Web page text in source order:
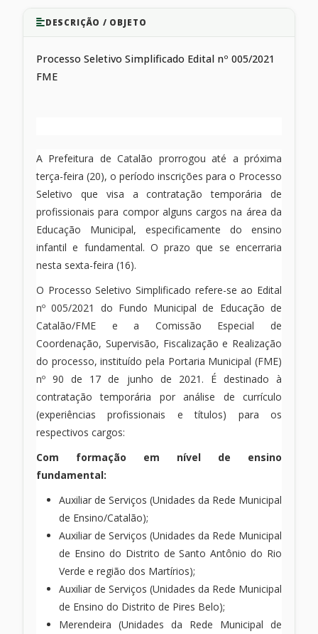
DESCRIÇÃO / OBJETO
Processo Seletivo Simplificado Edital nº 005/2021
FME
A Prefeitura de Catalão prorrogou até a próxima
terça-feira (20), o período inscrições para o Processo
Seletivo que visa a contratação temporária de
profissionais para compor alguns cargos na área da
Educação Municipal, especificamente do ensino
infantil e fundamental. O prazo que se encerraria
nesta sexta-feira (16).
O Processo Seletivo Simplificado refere-se ao Edital
nº 005/2021 do Fundo Municipal de Educação de
Catalão/FME e a Comissão Especial de
Coordenação, Supervisão, Fiscalização e Realização
do processo, instituído pela Portaria Municipal (FME)
nº 90 de 17 de junho de 2021. É destinado à
contratação temporária por análise de currículo
(experiências profissionais e títulos) para os
respectivos cargos:
Com formação em nível de ensino
fundamental:
Auxiliar de Serviços (Unidades da Rede Municipal
de Ensino/Catalão);
Auxiliar de Serviços (Unidades da Rede Municipal
de Ensino do Distrito de Santo Antônio do Rio
Verde e região dos Martírios);
Auxiliar de Serviços (Unidades da Rede Municipal
de Ensino do Distrito de Pires Belo);
Merendeira (Unidades da Rede Municipal de